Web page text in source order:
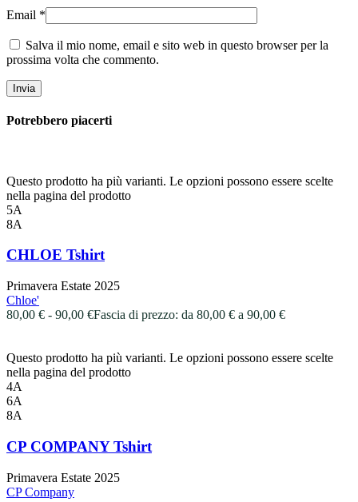
Email *
Salva il mio nome, email e sito web in questo browser per la
prossima volta che commento.
Potrebbero piacerti
Questo prodotto ha più varianti. Le opzioni possono essere scelte
nella pagina del prodotto
5A
8A
CHLOE Tshirt
Primavera Estate 2025
Chloe'
80,00 € - 90,00 €Fascia di prezzo: da 80,00 € a 90,00 €
Questo prodotto ha più varianti. Le opzioni possono essere scelte
nella pagina del prodotto
4A
6A
8A
CP COMPANY Tshirt
Primavera Estate 2025
CP Company